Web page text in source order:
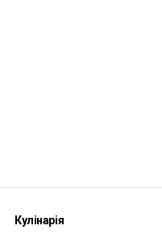
Кулінарія